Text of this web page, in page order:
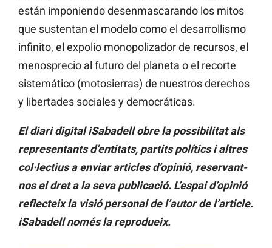
están imponiendo desenmascarando los mitos
que sustentan el modelo como el desarrollismo
infinito, el expolio monopolizador de recursos, el
menosprecio al futuro del planeta o el recorte
sistemático (motosierras) de nuestros derechos
y libertades sociales y democráticas.
El diari digital iSabadell obre la possibilitat als
representants d’entitats, partits polítics i altres
col·lectius a enviar articles d’opinió, reservant-
nos el dret a la seva publicació. L’espai d’opinió
reflecteix la visió personal de l’autor de l’article.
iSabadell només la reprodueix.